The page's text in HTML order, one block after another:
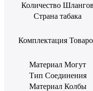
Количество Шлангов
Страна табака
Комплектация
Материал Могут
Тип Соединения
Материал Колбы